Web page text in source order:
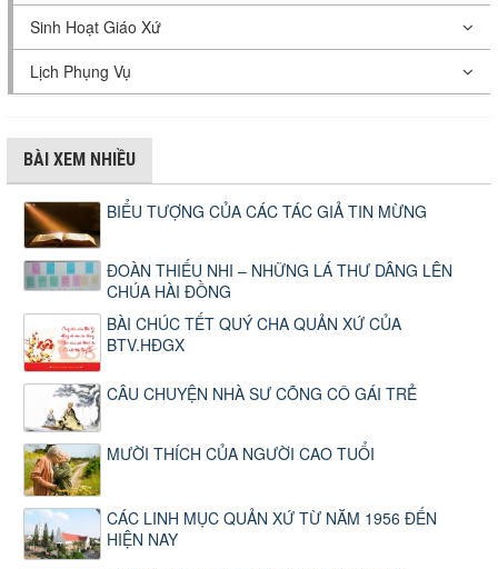
Sinh Hoạt Giáo Xứ
Lịch Phụng Vụ
BÀI XEM NHIỀU
BIỂU TƯỢNG CỦA CÁC TÁC GIẢ TIN MỪNG
ĐOÀN THIẾU NHI – NHỮNG LÁ THƯ DÂNG LÊN
CHÚA HÀI ĐỒNG
BÀI CHÚC TẾT QUÝ CHA QUẢN XỨ CỦA
BTV.HĐGX
CÂU CHUYỆN NHÀ SƯ CÕNG CÔ GÁI TRẺ
MƯỜI THÍCH CỦA NGƯỜI CAO TUỔI
CÁC LINH MỤC QUẢN XỨ TỪ NĂM 1956 ĐẾN
HIỆN NAY